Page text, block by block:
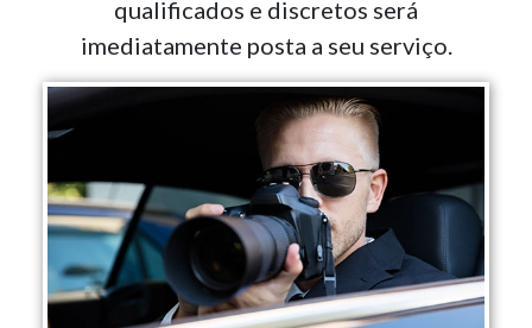
qualificados e discretos será
imediatamente posta a seu serviço.